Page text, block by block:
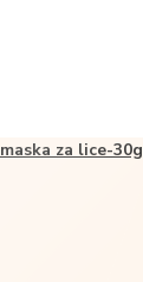
za lice-30g